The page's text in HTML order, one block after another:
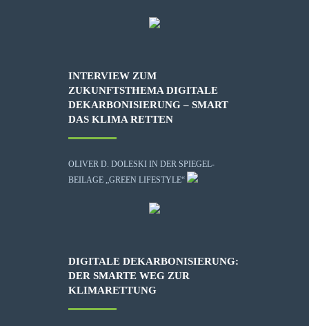
INTERVIEW ZUM
ZUKUNFTSTHEMA DIGITALE
DEKARBONISIERUNG – SMART
DAS KLIMA RETTEN
OLIVER D. DOLESKI IN DER SPIEGEL-
BEILAGE „GREEN LIFESTYLE“
DIGITALE DEKARBONISIERUNG:
DER SMARTE WEG ZUR
KLIMARETTUNG